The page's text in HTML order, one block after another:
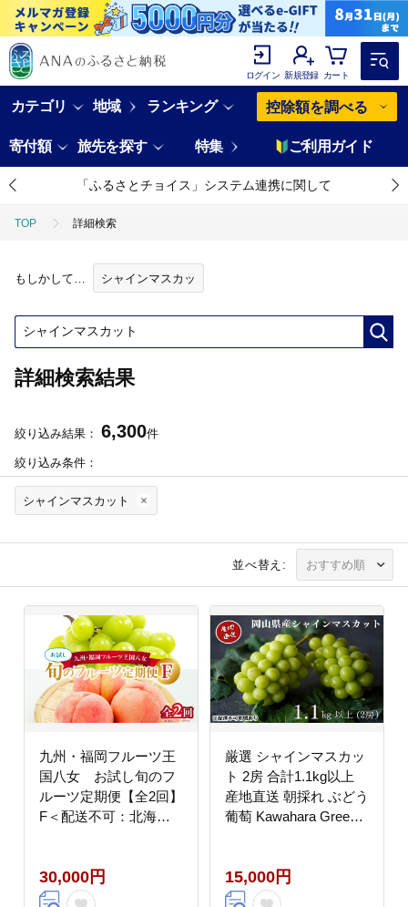
ログイン 新規登録 カート
カテゴリ 地域 ランキング 控除額を調べる
寄付額 旅先を探す 特集 ご利用ガイド
「ふるさとチョイス」システム連携に関して
TOP 詳細検索
もしかして… シャインマスカッ
詳細検索結果
絞り込み結果： 6,300件
絞り込み条件：
シャインマスカット
並べ替え:
九州・福岡フルーツ王
国八女 お試し旬のフ
ルーツ定期便【全2回】
F＜配送不可：北海
果物 先行予約 旬のフル
ーツ 詰め合わせ 産地直
30,000円
厳選 シャインマスカッ
ト 2房 合計1.1kg以上
産地直送 朝採れ ぶどう
葡萄 Kawahara Green
味 さっぱり 大粒 種な
し 人気 甘い
15,000円